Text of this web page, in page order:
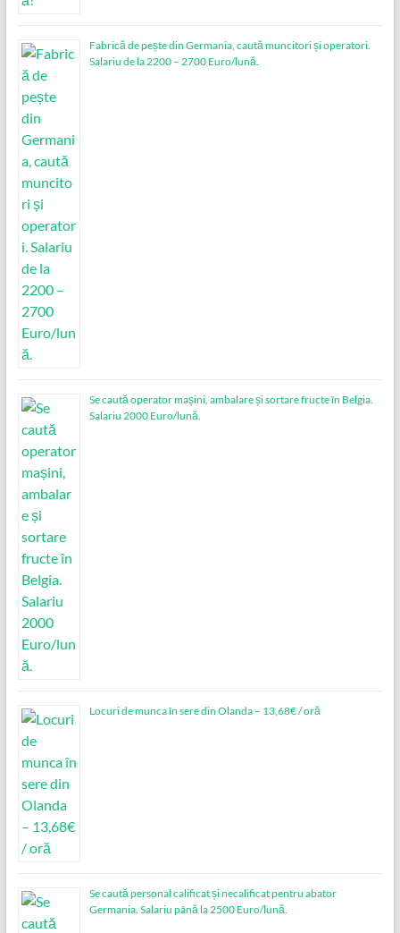
Fabrică de pește din Germania, caută muncitori și operatori.
Salariu de la 2200 – 2700 Euro/lună.
Se caută operator mașini, ambalare și sortare fructe în Belgia.
Salariu 2000 Euro/lună.
Locuri de munca în sere din Olanda – 13,68€ / oră
Se caută personal calificat și necalificat pentru abator
Germania. Salariu până la 2500 Euro/lună.